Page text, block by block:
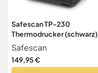
Safescan TP-230
Thermodrucker (schwarz)
zum Ausdrucken der
Zählergebnisse der
Safescan
Safescan
149,95 €